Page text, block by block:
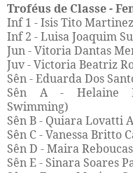
Troféus de Classe -
Inf 1 - Isis Tito
Inf 2 - Luisa Joaquim
Jun - Vitoria Dantas
Juv - Victoria Beatriz
Sên - Eduarda Dos
Sên A - Helaine
Swimming)
Sên B - Quiara Lovatti
Sên C - Vanessa
Sên D - Maira
Sên E - Sinara Soares